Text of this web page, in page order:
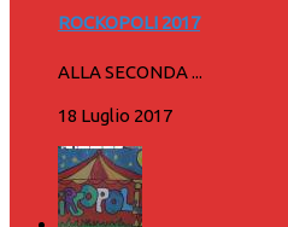
ROCKOPOLI 2017
ALLA SECONDA ...
18 Luglio 2017